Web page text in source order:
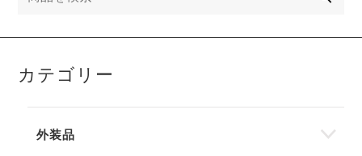
カテゴリー
外装品